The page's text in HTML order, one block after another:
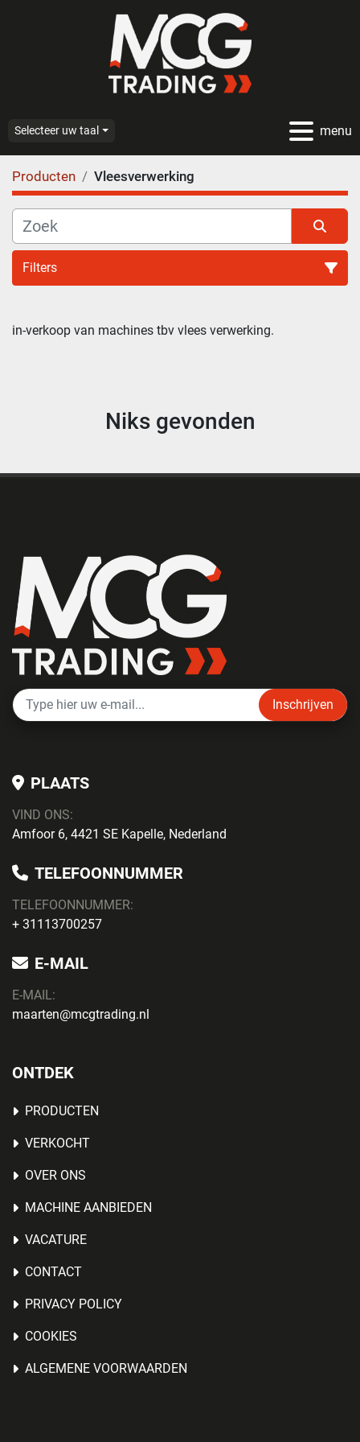
menu
Selecteer uw taal
Producten Vleesverwerking
Filters
in-verkoop van machines tbv vlees verwerking.
Niks gevonden
Inschrijven
PLAATS
VIND ONS:
Amfoor 6, 4421 SE Kapelle, Nederland
TELEFOONNUMMER
TELEFOONNUMMER:
+ 31113700257
E-MAIL
E-MAIL:
maarten@mcgtrading.nl
ONTDEK
PRODUCTEN
VERKOCHT
OVER ONS
MACHINE AANBIEDEN
VACATURE
CONTACT
PRIVACY POLICY
COOKIES
ALGEMENE VOORWAARDEN